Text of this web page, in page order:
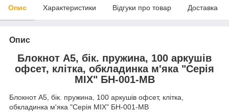
Опис Характеристики Відгуки про товар Доставка
Опис
Блокнот А5, бік. пружина, 100 аркушів
офсет, клітка, обкладинка м'яка "Серія
MIX" БН-001-МВ
Блокнот А5, бік. пружина, 100 аркушів офсет, клітка,
обкладинка м'яка "Серія MIX" БН-001-МВ